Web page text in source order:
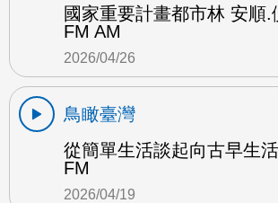
國家重要計畫都市林 安順.
FM AM
2026/04/26
鳥瞰臺灣
從簡單生活談起向古早生
FM
2026/04/19